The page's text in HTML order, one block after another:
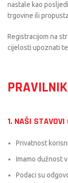
nastale kao
trgovine ili
Registracijom na
cijelosti upoznati
1. NAŠI
Privatnost
Imamo dužnost
Podaci su